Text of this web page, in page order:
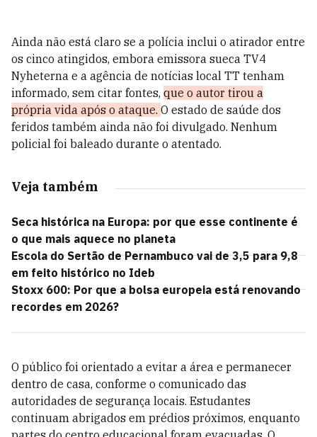
Ainda não está claro se a polícia inclui o atirador entre
os cinco atingidos, embora emissora sueca TV4
Nyheterna e a agência de notícias local TT tenham
informado, sem citar fontes, que o autor tirou a
própria vida após o ataque. O estado de saúde dos
feridos também ainda não foi divulgado. Nenhum
policial foi baleado durante o atentado.
Veja também
Seca histórica na Europa: por que esse continente é
o que mais aquece no planeta
Escola do Sertão de Pernambuco vai de 3,5 para 9,8
em feito histórico no Ideb
Stoxx 600: Por que a bolsa europeia está renovando
recordes em 2026?
O público foi orientado a evitar a área e permanecer
dentro de casa, conforme o comunicado das
autoridades de segurança locais. Estudantes
continuam abrigados em prédios próximos, enquanto